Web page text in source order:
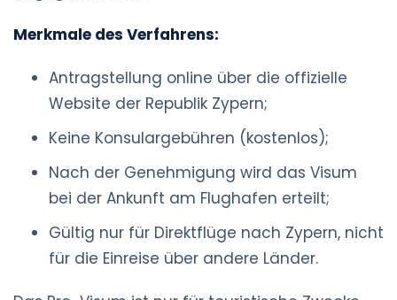
Merkmale des Verfahrens:
Antragstellung online über die offizielle
Website der Republik Zypern;
Keine Konsulargebühren (kostenlos);
Nach der Genehmigung wird das Visum
bei der Ankunft am Flughafen erteilt;
Gültig nur für Direktflüge nach Zypern, nicht
für die Einreise über andere Länder.